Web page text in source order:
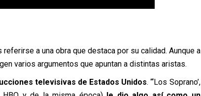
a una obra que destaca por su calidad. Aunque a
varios argumentos que apuntan a distintas aristas.
televisivas de Estados Unidos. “‘Los Soprano’,